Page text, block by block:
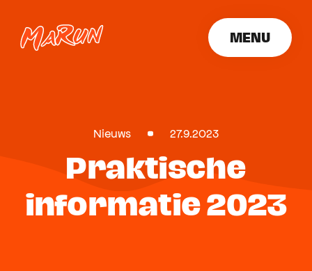
MENU
Nieuws 27.9.2023
Praktische
informatie 2023